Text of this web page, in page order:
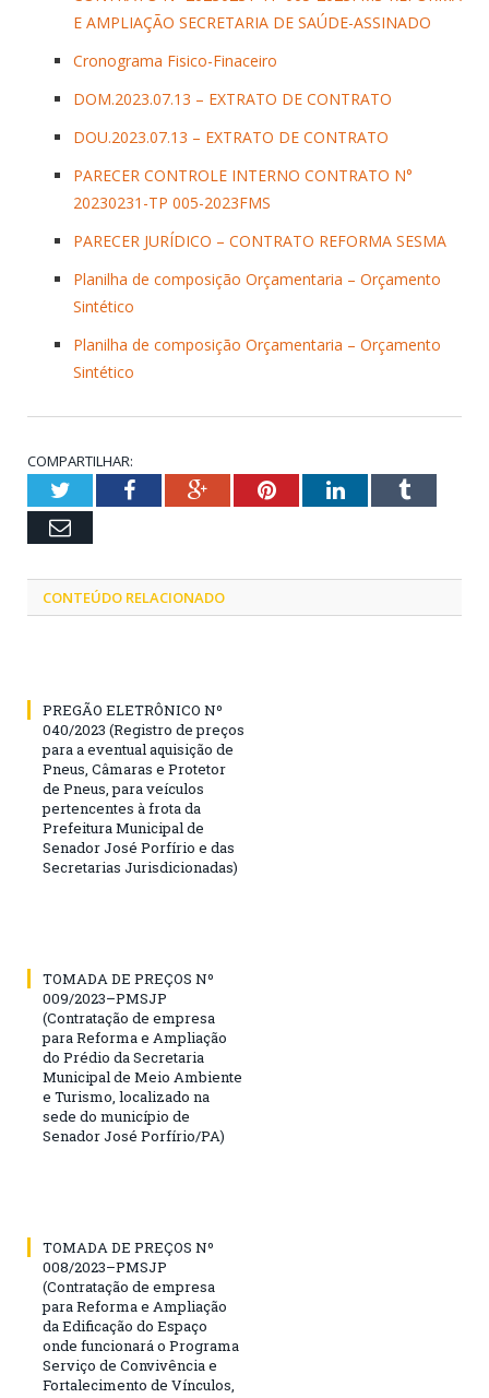
E AMPLIAÇÃO SECRETARIA DE SAÚDE-ASSINADO
Cronograma Fisico-Finaceiro
DOM.2023.07.13 – EXTRATO DE CONTRATO
DOU.2023.07.13 – EXTRATO DE CONTRATO
PARECER CONTROLE INTERNO CONTRATO N°
20230231-TP 005-2023FMS
PARECER JURÍDICO – CONTRATO REFORMA SESMA
Planilha de composição Orçamentaria – Orçamento
Sintético
Planilha de composição Orçamentaria – Orçamento
Sintético
COMPARTILHAR:
TwitterFacebookGoogle+PinterestLinkedInTumblr
Email
CONTEÚDO RELACIONADO
PREGÃO ELETRÔNICO Nº
040/2023 (Registro de preços
para a eventual aquisição de
Pneus, Câmaras e Protetor
de Pneus, para veículos
pertencentes à frota da
Prefeitura Municipal de
Senador José Porfírio e das
Secretarias Jurisdicionadas)
TOMADA DE PREÇOS Nº
009/2023–PMSJP
(Contratação de empresa
para Reforma e Ampliação
do Prédio da Secretaria
Municipal de Meio Ambiente
e Turismo, localizado na
sede do município de
Senador José Porfírio/PA)
TOMADA DE PREÇOS Nº
008/2023–PMSJP
(Contratação de empresa
para Reforma e Ampliação
da Edificação do Espaço
onde funcionará o Programa
Serviço de Convivência e
Fortalecimento de Vínculos,